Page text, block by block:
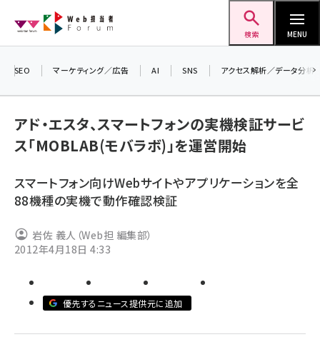
ン
検索 MENU
ai (2799)
note (2308)
z世代 (1617)
SEO マーケティング／広告 AI SNS アクセス解析／データ分析
アド・エスタ、スマートフォンの実機検証サービ
ス「MOBLAB(モバラボ)」を運営開始
スマートフォン向けWebサイトやアプリケーションを全
88機種の実機で動作確認検証
岩佐 義人（Web担 編集部）
2012年4月18日 4:33
優先するニュース提供元に追加
差